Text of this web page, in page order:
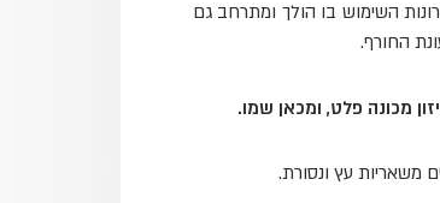
השימוש בו הולך ומתרחב גם
החורף.
מכונה פלט, ומכאן שמו.